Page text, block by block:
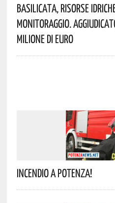
Basilicata, Risorse
Monitoraggio.
Milione Di Euro
Incendio A Potenza!